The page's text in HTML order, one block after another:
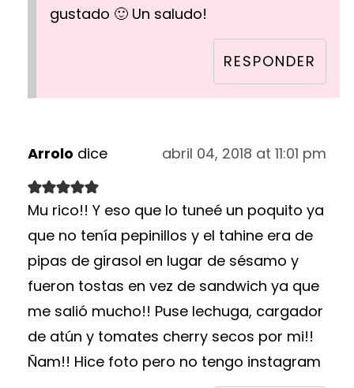
gustado 🙂 Un saludo!
RESPONDER
Arrolo dice abril 04, 2018 at 11:01 pm
Mu rico!! Y eso que lo tuneé un poquito ya
que no tenía pepinillos y el tahine era de
pipas de girasol en lugar de sésamo y
fueron tostas en vez de sandwich ya que
me salió mucho!! Puse lechuga, cargador
de atún y tomates cherry secos por mi!!
Ñam!! Hice foto pero no tengo instagram